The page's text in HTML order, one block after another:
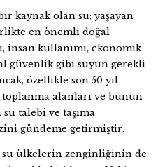
kaynak olan su; yaşayan
en önemli doğal
insan kullanımı, ekonomik
güvenlik gibi suyun gerekli
özellikle son 50 yıl
alanları ve bunun
talebi ve taşıma
gündeme getirmiştir.
su ülkelerin zenginliğinin de